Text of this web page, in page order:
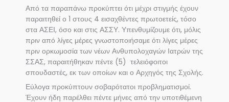
Από τα παραπάνω προκύπτει ότι μέχρι στιγμής έχουν
παραιτηθεί ο 1 στους 4 εισαχθέντες πρωτοετείς, τόσο
στα ΑΣΕΙ, όσο και στις ΑΣΣΥ. Υπενθυμίζουμε ότι, μόλις
πριν από λίγες μέρες γνωστοποιήσαμε ότι λίγες μέρες
πριν ορκωμοσία των νέων Ανθυπολοχαγών Ιατρών της
ΣΣΑΣ, παραιτήθηκαν πέντε (5) τελειόφοιτοι
σπουδαστές, εκ των οποίων και ο Αρχηγός της Σχολής.
Εύλογα προκύπτουν σοβαρότατοι προβληματισμοί.
Έχουν ήδη παρέλθει πέντε μήνες από την υποτιθέμενη